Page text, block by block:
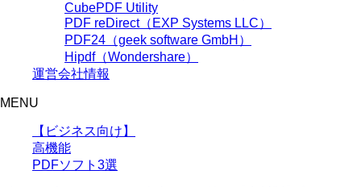
CubePDF Utility
PDF reDirect（EXP Systems LLC）
PDF24（geek software GmbH）
Hipdf（Wondershare）
運営会社情報
MENU
【ビジネス向け】
高機能
PDFソフト3選